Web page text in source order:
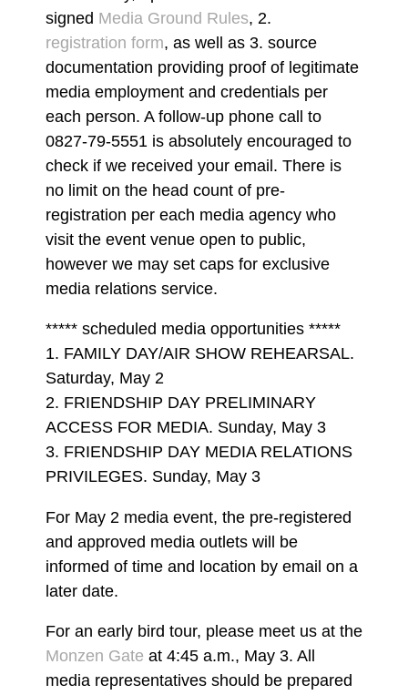
signed Media Ground Rules, 2.
registration form, as well as 3. source
documentation providing proof of legitimate
media employment and credentials per
each person. A follow-up phone call to
0827-79-5551 is absolutely encouraged to
check if we received your email. There is
no limit on the head count of pre-
registration per each media agency who
visit the event venue open to public,
however we may set caps for exclusive
media relations service.
***** scheduled media opportunities *****
1. FAMILY DAY/AIR SHOW REHEARSAL.
Saturday, May 2
2. FRIENDSHIP DAY PRELIMINARY
ACCESS FOR MEDIA. Sunday, May 3
3. FRIENDSHIP DAY MEDIA RELATIONS
PRIVILEGES. Sunday, May 3
For May 2 media event, the pre-registered
and approved media outlets will be
informed of time and location by email on a
later date.
For an early bird tour, please meet us at the
Monzen Gate at 4:45 a.m., May 3. All
media representatives should be prepared